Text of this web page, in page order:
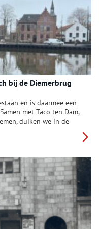
bij de Diemerbrug
en is daarmee een
met Taco ten Dam,
duiken we in de